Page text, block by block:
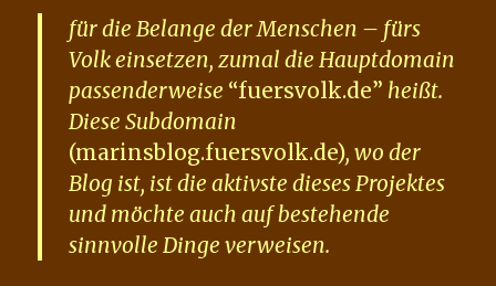
für die Belange der Menschen – fürs
Volk einsetzen, zumal die Hauptdomain
passenderweise “fuersvolk.de” heißt.
Diese Subdomain
(marinsblog.fuersvolk.de), wo der
Blog ist, ist die aktivste dieses Projektes
und möchte auch auf bestehende
sinnvolle Dinge verweisen.